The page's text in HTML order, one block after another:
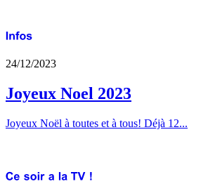
24/12/2023
Joyeux Noel 2023
Joyeux Noël à toutes et à tous! Déjà 12...